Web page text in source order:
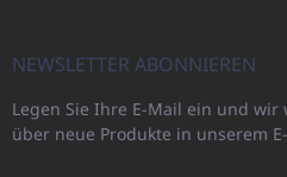
NEWSLETTER ABONNIEREN
Legen Sie Ihre E-Mail ein und
über neue Produkte in unserem